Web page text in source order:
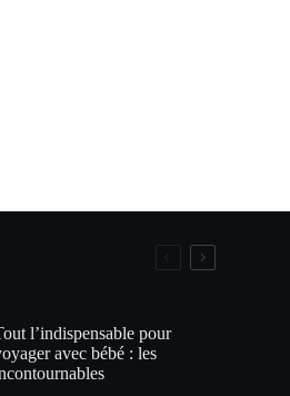
l’indispensable pour
avec bébé : les